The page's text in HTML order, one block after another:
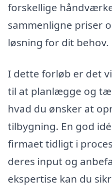
forskellige
sammenligne priser
løsning for dit behov.
I dette forløb er det
til at planlægge og
hvad du ønsker at
tilbygning. En god
firmaet tidligt i
deres input og
ekspertise kan du